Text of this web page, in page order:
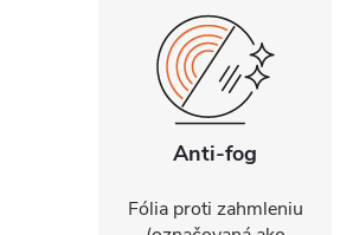
Anti-fog
Fólia proti zahmleniu